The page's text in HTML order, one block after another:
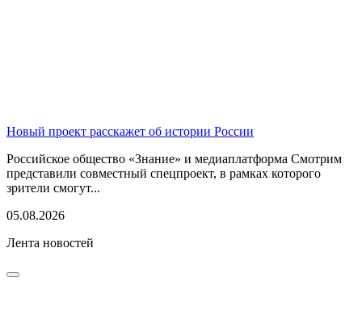
Новый проект расскажет об истории России
Российское общество «Знание» и медиаплатформа Смотрим
представили совместный спецпроект, в рамках которого
зрители смогут...
05.08.2026
Лента новостей